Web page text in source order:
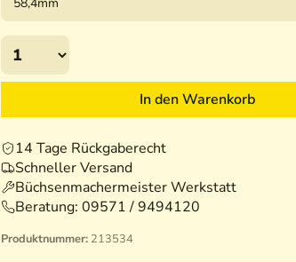
In den Warenkorb
14 Tage Rückgaberecht
Schneller Versand
Büchsenmachermeister Werkstatt
Beratung: 09571 / 9494120
Produktnummer: 213534